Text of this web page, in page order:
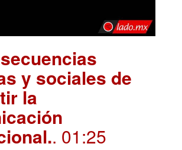
y sociales de
la
. 01:25